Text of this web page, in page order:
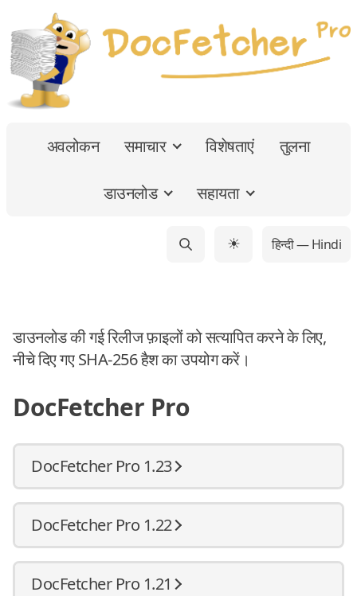
अवलोकन समाचार विशेषताएं तुलना
डाउनलोड सहायता
☀ हिन्दी — Hindi
डाउनलोड की गई रिलीज फ़ाइलों को सत्यापित करने के लिए,
नीचे दिए गए SHA-256 हैश का उपयोग करें।
DocFetcher Pro
DocFetcher Pro 1.23
DocFetcher Pro 1.22
DocFetcher Pro 1.21